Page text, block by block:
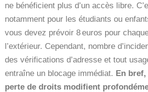
ne bénéficient plus d’un accès libre.
notamment pour les étudiants ou
vous devez prévoir 8 euros pour
l’extérieur. Cependant, nombre
des vérifications d’adresse et tout
entraîne un blocage immédiat. En
perte de droits modifient